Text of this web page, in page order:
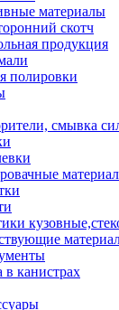
материалы
скотч
продукция
полировки
смывка
в канистрах